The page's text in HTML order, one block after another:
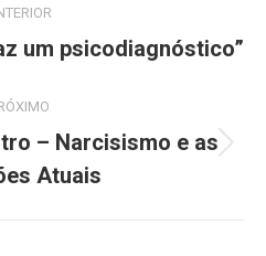
Post
um psicodiagnóstico”
Próximo
post:
– Narcisismo e as
Atuais